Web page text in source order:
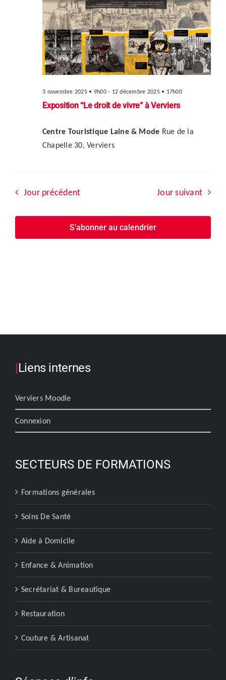
décembre
2025
de
Exposition “Le droit de vivre” à Verviers
3 novembre 2025 • 9h00- 12 décembre 2025 • 17h00
Centre Touristique Laine & Mode Rue de la
Chapelle 30, Verviers
Jour précédent Jour suivant
S’abonner au calendrier
|Liens internes
Verviers Moodle
Connexion
SECTEURS DE FORMATIONS
Formations générales
Soins De Santé
Aide à Domicile
Enfance & Animation
Secrétariat & Bureautique
Restauration
Couture & Artisanat